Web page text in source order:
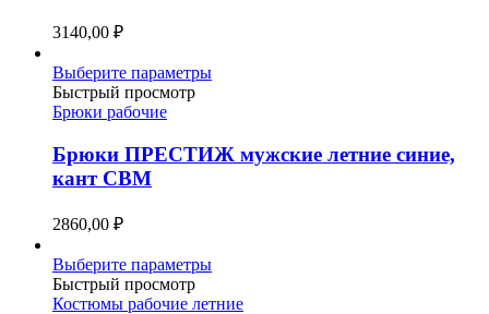
товара.
3140,00 ₽
Выберите параметрыЭтот
вариаций.
Опции
товара.
Быстрый просмотр
Брюки рабочие
Брюки ПРЕСТИЖ мужские летние синие,
кант СВМ
2860,00 ₽
Выберите параметрыЭтот
имеет
Быстрый просмотр
Костюмы рабочие летние